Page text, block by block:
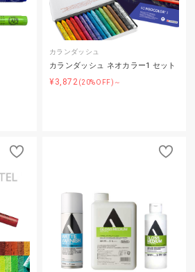
カランダッシュ
カランダッシュ ネオカラー1 セット
¥3,872(20%OFF)～